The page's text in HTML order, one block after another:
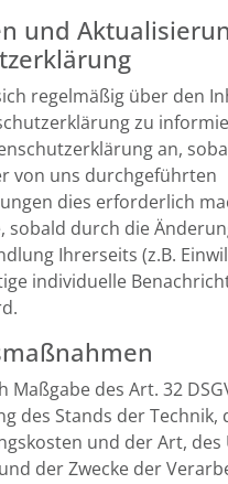
und
regelmäßig über den
zu
an,
von uns durchgeführten
dies erforderlich
sobald durch die
Ihrerseits (z.B.
individuelle
Maßgabe des Art. 32
des Stands der Technik,
und der Art, des
der Zwecke der